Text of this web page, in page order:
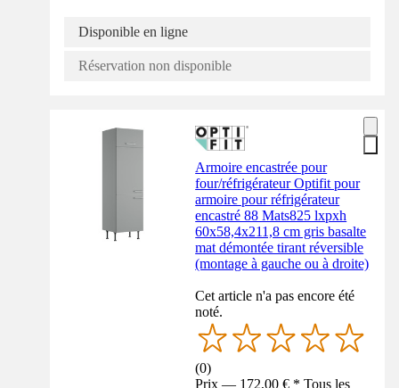
Disponible en ligne
Réservation non disponible
Armoire encastrée pour
four/réfrigérateur Optifit pour
armoire pour réfrigérateur
encastré 88 Mats825 lxpxh
60x58,4x211,8 cm gris basalte
mat démontée tirant réversible
(montage à gauche ou à droite)
Cet article n'a pas encore été
noté.
(0)
Prix — 172,00 € * Tous les